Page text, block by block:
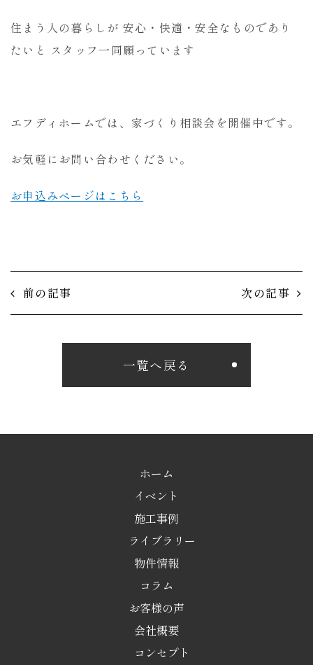
住まう人の暮らしが 安心・快適・安全なものであり
たいと スタッフ一同願っています
エフディホームでは、家づくり相談会を開催中です。
お気軽にお問い合わせください。
お申込みページはこちら
前の記事 次の記事
一覧へ戻る
ホーム
イベント
施工事例
ライブラリー
物件情報
コラム
お客様の声
会社概要
コンセプト